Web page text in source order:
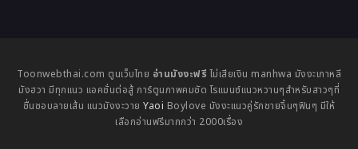
Toonwebthai.com ตูนเว็บไทย อ่านมังงะฟรี ไม่เสียเงิน manhwa มังงะเกาหลี
มังฮวา มีทุกแนว แอคชั่นต่อสู้ การ์ตูนภาพคมชัด โรแมนซ์แนวหวานๆสำหรับสาวๆที่
ชื่นชอบลายเส้น แนวมังงะวายYaoi Boylove มังงะแนวคู่รักชายจิ้นๆฟินๆ มีให้
เลือกอ่านฟรีมากกว่า 2000เรื่อง